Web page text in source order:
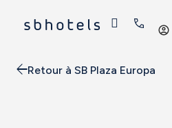
Retour à SB Plaza Europa